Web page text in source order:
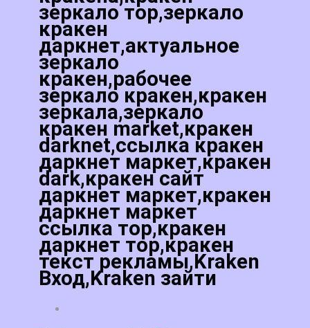
зеркало тор,зеркало
кракен
даркнет,актуальное
зеркало
кракен,рабочее
зеркало кракен,кракен
зеркала,зеркало
кракен market,кракен
darknet,ссылка кракен
даркнет маркет,кракен
dark,кракен сайт
даркнет маркет,кракен
даркнет маркет
ссылка тор,кракен
даркнет тор,кракен
текст рекламы,Kraken
Вход,Kraken зайти